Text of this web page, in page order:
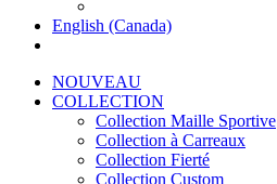
English (Canada)
NOUVEAU
COLLECTION
Collection Maille Sportive
Collection à Carreaux
Collection Fierté
Collection Custom